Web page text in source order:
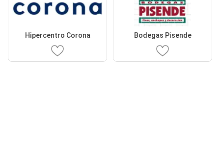
Hipercentro Corona Bodegas Pisende